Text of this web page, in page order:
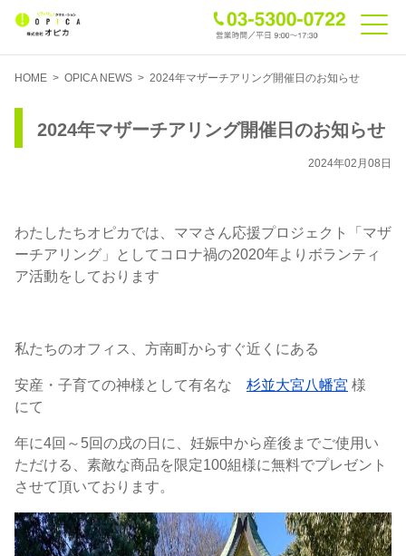
HOME > OPICA NEWS > 2024年マザーチアリング開催日のお知らせ
2024年マザーチアリング開催日のお知らせ
2024年02月08日
わたしたちオピカでは、ママさん応援プロジェクト「マザ
ーチアリング」としてコロナ禍の2020年よりボランティ
ア活動をしております
私たちのオフィス、方南町からすぐ近くにある
安産・子育ての神様として有名な 杉並大宮八幡宮 様
にて
年に4回～5回の戌の日に、妊娠中から産後までご使用い
ただける、素敵な商品を限定100組様に無料でプレゼント
させて頂いております。